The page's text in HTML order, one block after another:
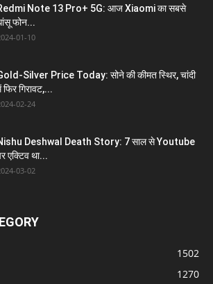
Note 13 Pro+ 5G: आज Xiaomi का सबसे
फोन...
01-10
Silver Price Today: सोने की कीमत स्थिर, चांदी
फिर गिरावट,...
02-24
Deshwal Death Story: 7 साल से Youtube
एक्टिव था...
03-02
1502
1270